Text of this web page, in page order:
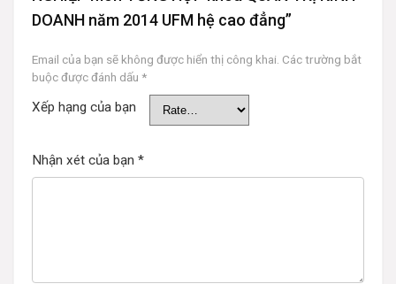
DOANH năm 2014 UFM hệ cao đẳng”
Email của bạn sẽ không được hiển thị công khai. Các trường bắt
buộc được đánh dấu *
Xếp hạng của bạn
Nhận xét của bạn *